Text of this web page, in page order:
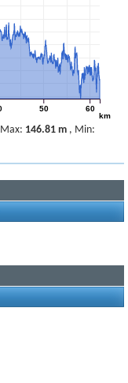
50 60
km
Max: 146.81 m , Min: